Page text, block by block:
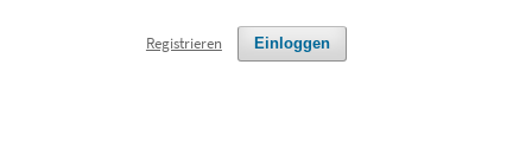
Einloggen
Registrieren